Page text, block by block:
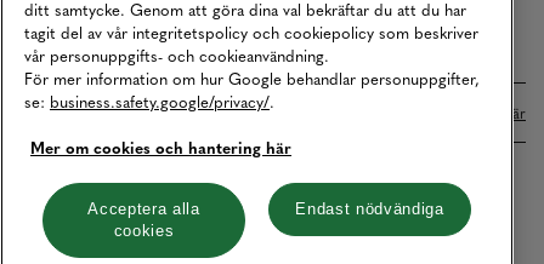
B2B
Tillgänglighetsredogörelse
Betalningar online sköts i samarbete med Klarna. Läs mer här
Cookies Integritetspolicy
Hantera cookies
ditt samtycke. Genom att göra dina val bekräftar du att du har
tagit del av vår integritetspolicy och cookiepolicy som beskriver
vår personuppgifts- och cookieanvändning.
För mer information om hur Google behandlar personuppgifter,
se: business.safety.google/privacy/.
Mer om cookies och hantering här
Acceptera alla
cookies
Endast nödvändiga